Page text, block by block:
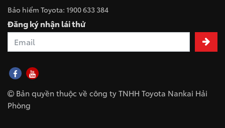
Bảo hiểm Toyota: 1900 633 384
Đăng ký nhận lái thử
Bản quyền thuộc về công ty TNHH Toyota Nankai Hải
Phòng